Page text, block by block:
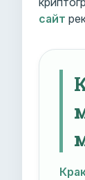
сайт